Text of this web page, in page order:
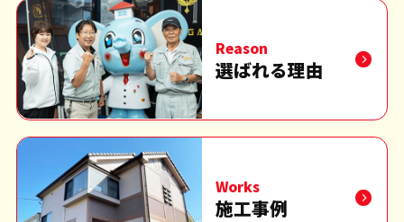
Reason
選ばれる理由
Works
施工事例